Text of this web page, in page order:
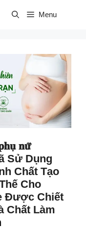
Menu
𝐧𝐮̛̃
Sử Dụng
Chất Tạo
Cho
Được Chiết
Chất Làm